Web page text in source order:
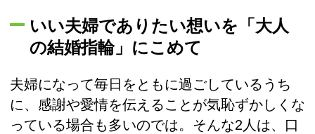
いい夫婦でありたい想いを「大人
の結婚指輪」にこめて
夫婦になって毎日をともに過ごしているうち
に、感謝や愛情を伝えることが気恥ずかしくな
っている場合も多いのでは。そんな2人は、口